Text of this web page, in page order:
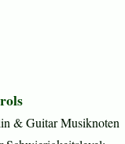
& Guitar Musiknoten